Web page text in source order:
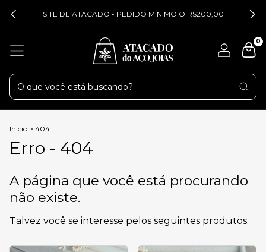
SITE DE ATACADO - PEDIDO MÍNIMO O R$200,00
0
Início > 404
Erro - 404
A página que você está procurando
não existe.
Talvez você se interesse pelos seguintes produtos.